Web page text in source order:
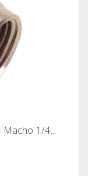
1/4...